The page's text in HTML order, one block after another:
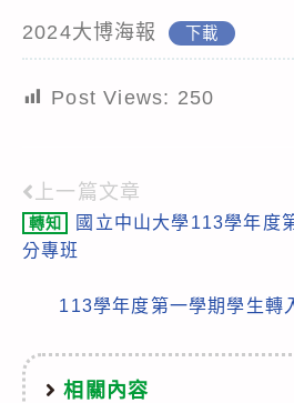
2024大博海報 下載
Post Views: 250
Read
more
上一篇文章
轉知
國立中山大學113學年度
分專班
113學年度第一學期學生轉
相關內容